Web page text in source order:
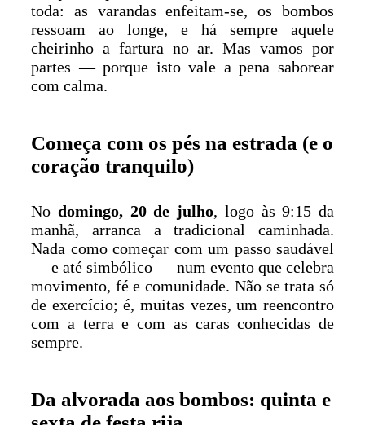
toda: as varandas enfeitam-se, os bombos
ressoam ao longe, e há sempre aquele
cheirinho a fartura no ar. Mas vamos por
partes — porque isto vale a pena saborear
com calma.
Começa com os pés na estrada (e o
coração tranquilo)
No domingo, 20 de julho, logo às 9:15 da
manhã, arranca a tradicional caminhada.
Nada como começar com um passo saudável
— e até simbólico — num evento que celebra
movimento, fé e comunidade. Não se trata só
de exercício; é, muitas vezes, um reencontro
com a terra e com as caras conhecidas de
sempre.
Da alvorada aos bombos: quinta e